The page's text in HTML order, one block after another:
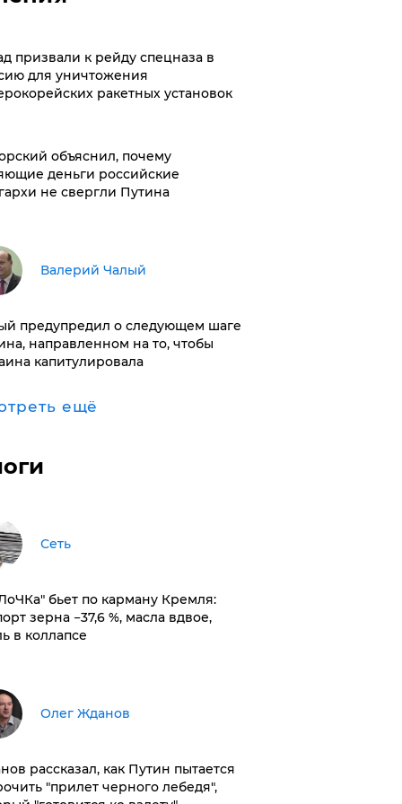
призвали к рейду спецназа в
для уничтожения
ракетных установок
объяснил, почему
деньги российские
не свергли Путина
Валерий Чалый
предупредил о следующем шаге
направленном на то, чтобы
капитулировала
ещё
Сеть
бьет по карману Кремля:
зерна −37,6 %, масла вдвое,
в коллапсе
Олег Жданов
рассказал, как Путин пытается
"прилет черного лебедя",